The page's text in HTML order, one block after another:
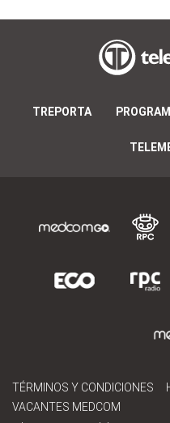
TREPORTA
TÉRMINOS Y CONDICIONES
VACANTES MEDCOM